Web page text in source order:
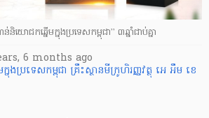
និយោជកឆ្នើមក្នុងប្រទេសកម្ពុជា” ៣ឆ្នាំជាប់គ្នា
6 months ago
នុងប្រទេសកម្ពុជា គ្រឹះស្ថានមីក្រូហិរញ្ញវត្ថុ អេ អឹម ខេ